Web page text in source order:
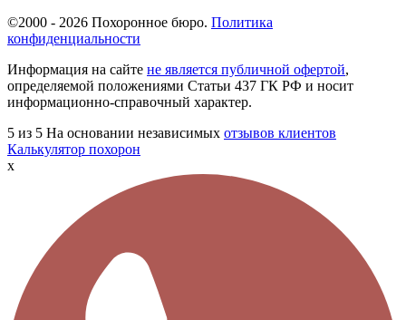
©2000 - 2026 Похоронное бюро. Политика
конфиденциальности
Информация на сайте не является публичной офертой,
определяемой положениями Статьи 437 ГК РФ и носит
информационно-справочный характер.
5 из 5 На основании независимых отзывов клиентов
Калькулятор похорон
x